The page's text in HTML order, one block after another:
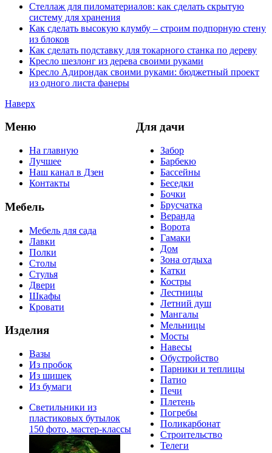
Стеллаж для пиломатериалов: как сделать скрытую
систему для хранения
Как сделать высокую клумбу – строим подпорную стену
из блоков
Как сделать подставку для токарного станка по дереву
Кресло шезлонг из дерева своими руками
Кресло Адирондак своими руками: бюджетный проект
из одного листа фанеры
Наверх
Меню
На главную
Лучшее
Наш канал в Дзен
Контакты
Мебель
Мебель для сада
Лавки
Полки
Столы
Стулья
Двери
Шкафы
Кровати
Изделия
Вазы
Из пробок
Из шишек
Из бумаги
Светильники из
пластиковых бутылок
150 фото, мастер-классы
Для дачи
Забор
Барбекю
Бассейны
Беседки
Бочки
Брусчатка
Веранда
Ворота
Гамаки
Дом
Зона отдыха
Катки
Костры
Лестницы
Летний душ
Мангалы
Мельницы
Мосты
Навесы
Обустройство
Парники и теплицы
Патио
Печи
Плетень
Погребы
Поликарбонат
Строительство
Телеги